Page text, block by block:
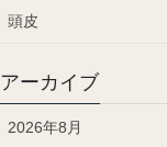
頭皮
アーカイブ
2026年8月